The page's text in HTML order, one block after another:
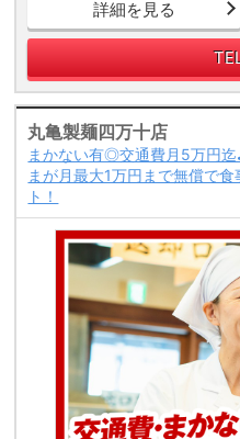
詳細を見る
丸亀製麺四万十店
まかない有◎交通費月5万円
まが月最大1万円まで無償で
ト！